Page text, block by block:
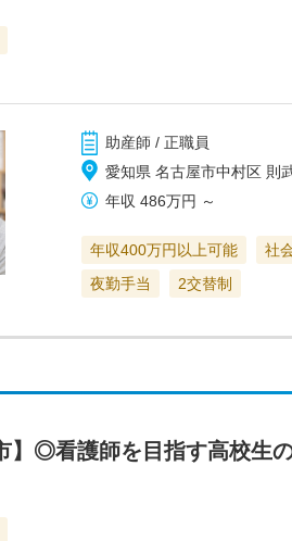
助産師 / 正職員
愛知県 名古屋市中村区 則
年収 486万円 ～
年収400万円以上可能 社
夜勤手当
2交替制
】◎看護師を目指す高校生